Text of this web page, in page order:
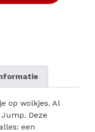
op wolkjes. Al
Jump. Deze
een